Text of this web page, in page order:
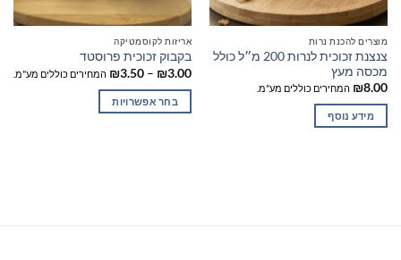
מוצרים להכנת נרות
צנצנת זכוכית לנרות 200 מ״ל כולל
מכסה מעץ
₪8.00 המחירים כוללים מע"מ.
מידע נוסף
אריזות לקוסמטיקה
בקבוק זכוכית פרוסטד
₪3.00
–
₪3.50
טווח
המחירים כוללים מע"מ.
בחר אפשרויות